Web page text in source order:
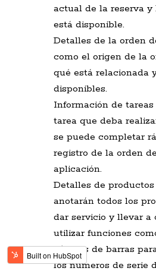
actual de la reserva
está disponible.
Detalles de la orden
como el origen de la
qué está relacionada
disponibles.
Información de
tarea que deba
se puede completar
registro de la orden
aplicación.
Detalles de productos
anotarán todos los
dar servicio y llevar a
utilizar funciones
códigos de barras
los números de serie